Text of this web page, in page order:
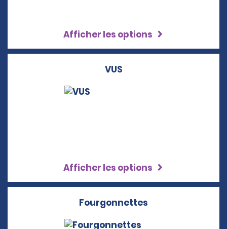
Afficher les options
VUS
Afficher les options
Fourgonnettes